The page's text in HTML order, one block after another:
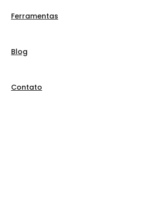
Ferramentas
Blog
Contato